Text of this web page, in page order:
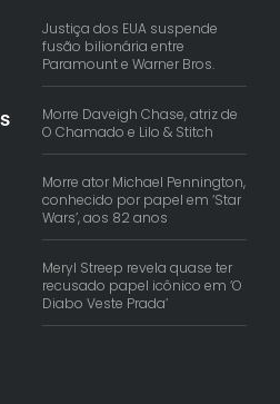
Justiça dos EUA suspende
fusão bilionária entre
Paramount e Warner Bros.
Morre Daveigh Chase, atriz de
O Chamado e Lilo & Stitch
Morre ator Michael Pennington,
conhecido por papel em ‘Star
Wars’, aos 82 anos
Meryl Streep revela quase ter
recusado papel icônico em ‘O
Diabo Veste Prada’